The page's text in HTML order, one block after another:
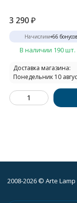
3 290₽
Начислим+66 бонусов
В наличии 190 шт.
Доставка магазина:
Понедельник 10
2008-2026 © Arte